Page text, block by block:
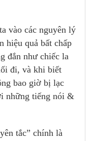
vào các nguyên lý
hiệu quả bất chấp
đắn như chiếc la
đi, và khi biết
bao giờ bị lạc
những tiếng nói &
tắc” chính là